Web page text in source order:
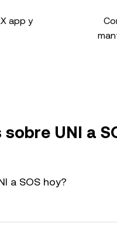
app y
UNI a
a SOS hoy?